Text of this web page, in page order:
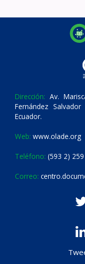
Dirección: Av.
Fernández
Ecuador.
Web: www.olade.org
Teléfono: (593 2)
Correo: